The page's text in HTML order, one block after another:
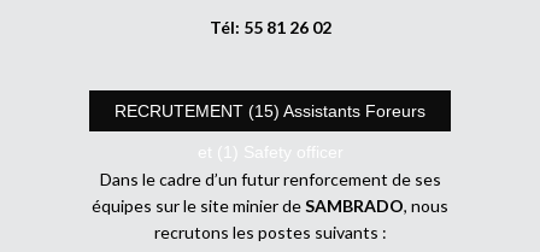
Tél: 55 81 26 02
RECRUTEMENT (15) Assistants Foreurs
et (1) Safety officer
Dans le cadre d’un futur renforcement de ses
équipes sur le site minier deSAMBRADO, nous
recrutons les postes suivants :